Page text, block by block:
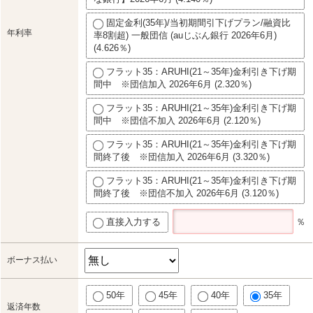
年利率
固定金利(35年)/当初期間引下げプラン/融資比
率8割超) 一般団信 (auじぶん銀行 2026年6月)
(4.626％)
フラット35：ARUHI(21～35年)金利引き下げ期
間中 ※団信加入 2026年6月 (2.320％)
フラット35：ARUHI(21～35年)金利引き下げ期
間中 ※団信不加入 2026年6月 (2.120％)
フラット35：ARUHI(21～35年)金利引き下げ期
間終了後 ※団信加入 2026年6月 (3.320％)
フラット35：ARUHI(21～35年)金利引き下げ期
間終了後 ※団信不加入 2026年6月 (3.120％)
直接入力する ％
ボーナス払い
返済年数
50年 45年 40年 35年